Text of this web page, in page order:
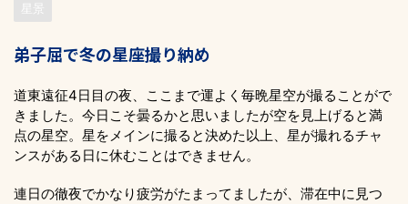
星景
弟子屈で冬の星座撮り納め
道東遠征4日目の夜、ここまで運よく毎晩星空が撮ることがで
きました。今日こそ曇るかと思いましたが空を見上げると満
点の星空。星をメインに撮ると決めた以上、星が撮れるチャ
ンスがある日に休むことはできません。
連日の徹夜でかなり疲労がたまってましたが、滞在中に見つ